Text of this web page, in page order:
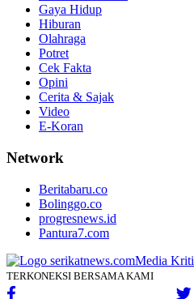
Gaya Hidup
Hiburan
Olahraga
Potret
Cek Fakta
Opini
Cerita & Sajak
Video
E-Koran
Network
Beritabaru.co
Bolinggo.co
progresnews.id
Pantura7.com
TERKONEKSI BERSAMA KAMI